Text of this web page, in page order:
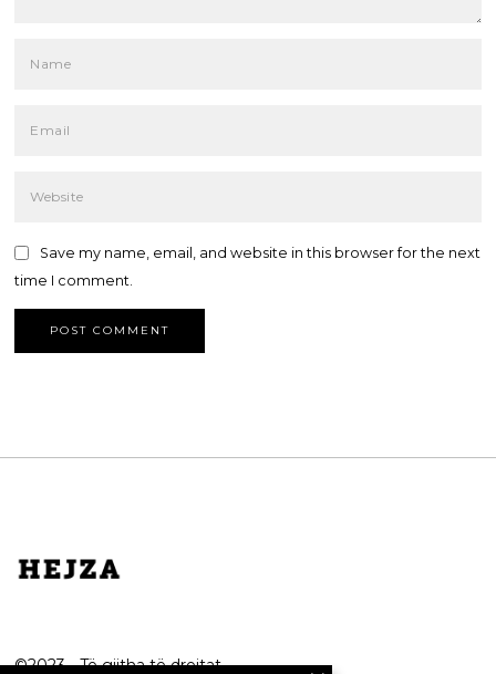
Save my name, email, and website in this browser for the next
time I comment.
©2023 - Të gjitha të drejtat